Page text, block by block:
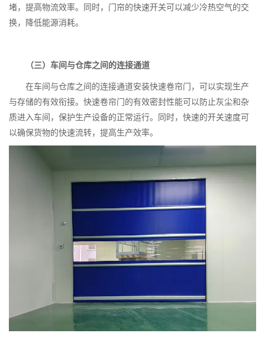
堵，提高物流效率。同时，门帘的快速开关可以减少冷热空气的交
换，降低能源消耗。
（三）车间与仓库之间的连接通道
在车间与仓库之间的连接通道安装快速卷帘门，可以实现生产
与存储的有效衔接。快速卷帘门的有效密封性能可以防止灰尘和杂
质进入车间，保护生产设备的正常运行。同时，快速的开关速度可
以确保货物的快速流转，提高生产效率。